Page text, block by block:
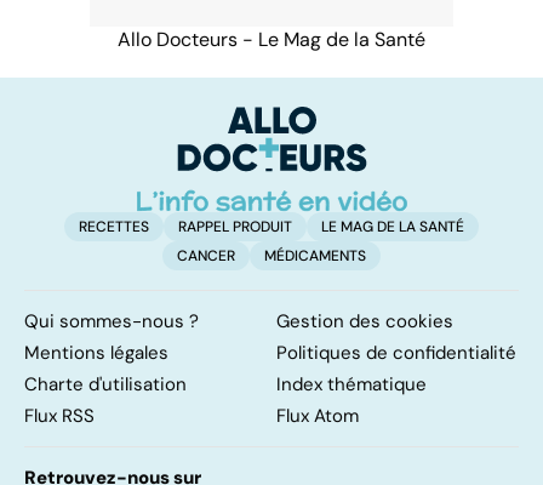
Allo Docteurs - Le Mag de la Santé
RECETTES RAPPEL PRODUIT
LE MAG DE LA SANTÉ
CANCER
MÉDICAMENTS
Qui sommes-nous ?
Gestion des cookies
Mentions légales
Politiques de confidentialité
Charte d'utilisation
Index thématique
Flux RSS
Flux Atom
Retrouvez-nous sur